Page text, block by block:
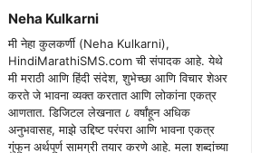
Neha Kulkarni
मी नेहा कुलकर्णी (Neha Kulkarni),
HindiMarathiSMS.com ची संपादक आहे. येथे
मी मराठी आणि हिंदी संदेश, शुभेच्छा आणि विचार शेअर
करते जे भावना व्यक्त करतात आणि लोकांना एकत्र
आणतात. डिजिटल लेखनात ८ वर्षांहून अधिक
अनुभवासह, माझे उद्दिष्ट परंपरा आणि भावना एकत्र
गुंफून अर्थपूर्ण सामग्री तयार करणे आहे. मला शब्दांच्या